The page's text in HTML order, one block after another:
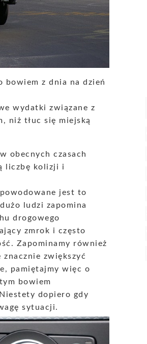
bowiem z dnia na dzień
wydatki związane z
niż tłuc się miejską
obecnych czasach
liczbę kolizji i
jest to
ludzi zapomina
drogowego
zmrok i często
Zapominamy również
zwiększyć
pamiętajmy więc o
bowiem
dopiero gdy
sytuacji.